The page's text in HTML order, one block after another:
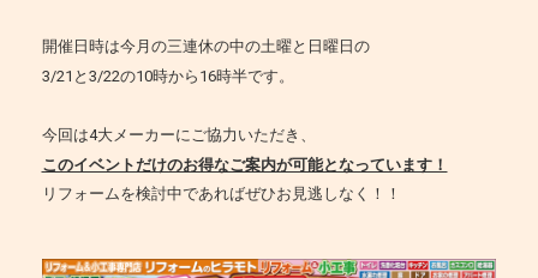
開催日時は今月の三連休の中の土曜と日曜日の
3/21と3/22の10時から16時半です。
今回は4大メーカーにご協力いただき、
このイベントだけのお得なご案内が可能となっています！
リフォームを検討中であればぜひお見逃しなく！！